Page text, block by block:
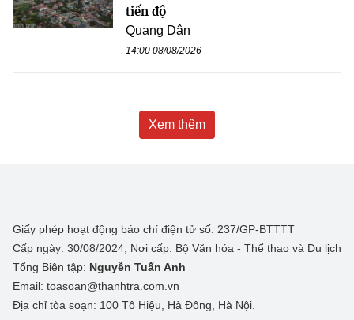
tiến độ
Quang Dân
14:00 08/08/2026
Xem thêm
Giấy phép hoạt động báo chí điện tử số: 237/GP-BTTTT
Cấp ngày: 30/08/2024; Nơi cấp: Bộ Văn hóa - Thể thao và Du lịch
Tổng Biên tập: Nguyễn Tuấn Anh
Email: toasoan@thanhtra.com.vn
Địa chỉ tòa soạn: 100 Tô Hiệu, Hà Đông, Hà Nội.